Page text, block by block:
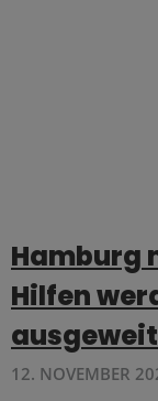
Hamburg
Hilfen
12. NOVEMBER